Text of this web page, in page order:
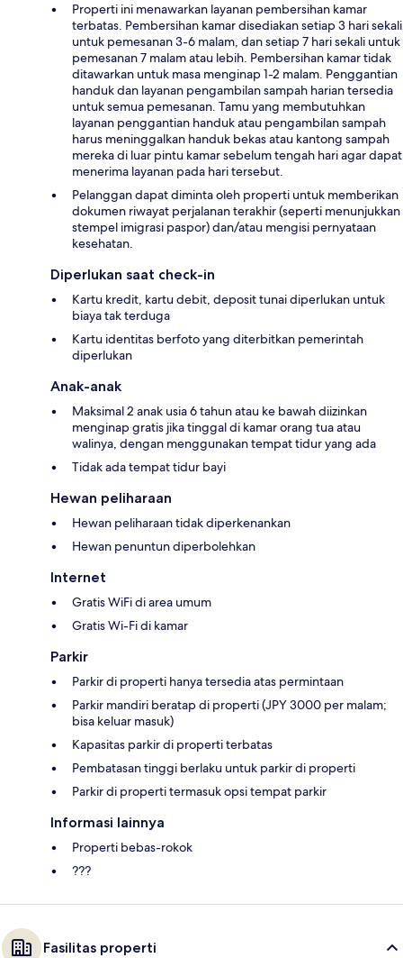
Properti ini menawarkan layanan pembersihan kamar
terbatas. Pembersihan kamar disediakan setiap 3 hari sekali
untuk pemesanan 3-6 malam, dan setiap 7 hari sekali untuk
pemesanan 7 malam atau lebih. Pembersihan kamar tidak
ditawarkan untuk masa menginap 1-2 malam. Penggantian
handuk dan layanan pengambilan sampah harian tersedia
untuk semua pemesanan. Tamu yang membutuhkan
layanan penggantian handuk atau pengambilan sampah
harus meninggalkan handuk bekas atau kantong sampah
mereka di luar pintu kamar sebelum tengah hari agar dapat
menerima layanan pada hari tersebut.
Pelanggan dapat diminta oleh properti untuk memberikan
dokumen riwayat perjalanan terakhir (seperti menunjukkan
stempel imigrasi paspor) dan/atau mengisi pernyataan
kesehatan.
Diperlukan saat check-in
Kartu kredit, kartu debit, deposit tunai diperlukan untuk
biaya tak terduga
Kartu identitas berfoto yang diterbitkan pemerintah
diperlukan
Anak-anak
Maksimal 2 anak usia 6 tahun atau ke bawah diizinkan
menginap gratis jika tinggal di kamar orang tua atau
walinya, dengan menggunakan tempat tidur yang ada
Tidak ada tempat tidur bayi
Hewan peliharaan
Hewan peliharaan tidak diperkenankan
Hewan penuntun diperbolehkan
Internet
Gratis WiFi di area umum
Gratis Wi-Fi di kamar
Parkir
Parkir di properti hanya tersedia atas permintaan
Parkir mandiri beratap di properti (JPY 3000 per malam;
bisa keluar masuk)
Kapasitas parkir di properti terbatas
Pembatasan tinggi berlaku untuk parkir di properti
Parkir di properti termasuk opsi tempat parkir
Informasi lainnya
Properti bebas-rokok
???
Fasilitas properti